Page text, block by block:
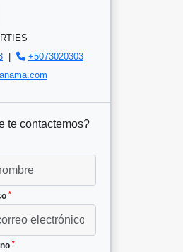
+5073020303
te contactemos?
*
*